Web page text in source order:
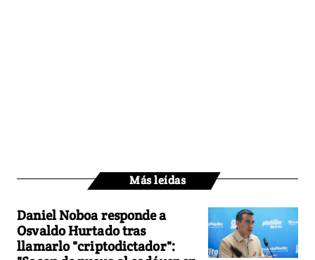
Más leídas
Daniel Noboa responde a
Osvaldo Hurtado tras
llamarlo "criptodictador":